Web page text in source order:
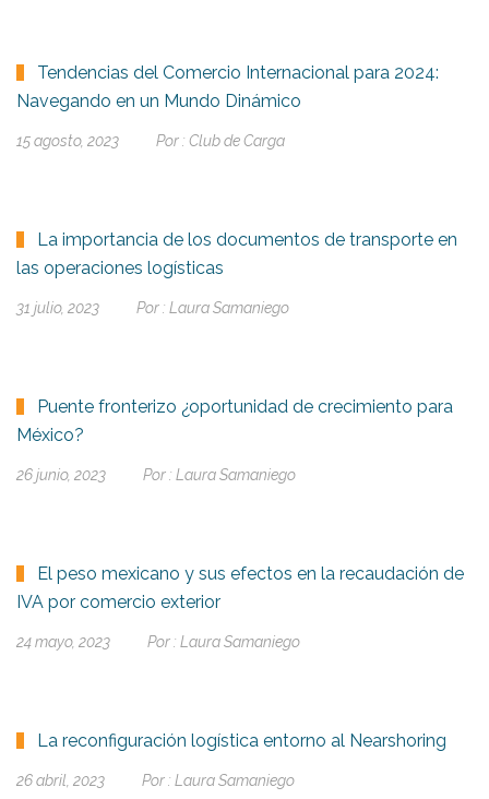
Tendencias del Comercio Internacional para 2024:
Navegando en un Mundo Dinámico
15 agosto, 2023 Por : Club de Carga
La importancia de los documentos de transporte en
las operaciones logísticas
31 julio, 2023 Por : Laura Samaniego
Puente fronterizo ¿oportunidad de crecimiento para
México?
26 junio, 2023 Por : Laura Samaniego
El peso mexicano y sus efectos en la recaudación de
IVA por comercio exterior
24 mayo, 2023 Por : Laura Samaniego
La reconfiguración logística entorno al Nearshoring
26 abril, 2023 Por : Laura Samaniego